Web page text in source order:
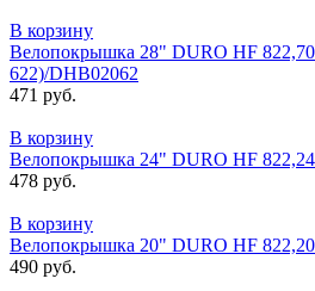
В корзину
Велопокрышка 28" DURO НF
622)/DHB02062
471 руб.
В корзину
Велопокрышка 24" DURO HF
478 руб.
В корзину
Велопокрышка 20" DURO HF
490 руб.